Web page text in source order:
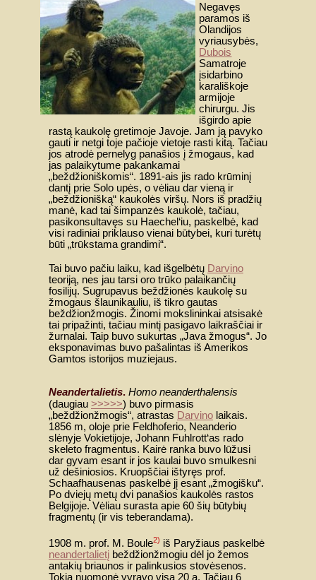
Negavęs
paramos iš
Olandijos
vyriausybės,
Dubois
Samatroje
įsidarbino
karališkoje
armijoje
chirurgu. Jis
išgirdo apie
rastą kaukolę gretimoje Javoje. Jam ją pavyko
gauti ir netgi toje pačioje vietoje rasti kitą. Tačiau
jos atrodė pernelyg panašios į žmogaus, kad
jas palaikytume pakankamai
„beždžioniškomis“. 1891-ais jis rado krūminį
dantį prie Solo upės, o vėliau dar vieną ir
„beždžionišką“ kaukolės viršų. Nors iš pradžių
manė, kad tai šimpanzės kaukolė, tačiau,
pasikonsultavęs su Haechel‘iu, paskelbė, kad
visi radiniai priklauso vienai būtybei, kuri turėtų
būti „trūkstama grandimi“.
Tai buvo pačiu laiku, kad išgelbėtų Darvino
teoriją, nes jau tarsi oro trūko palaikančių
fosilijų. Sugrupavus beždžionės kaukolę su
žmogaus šlaunikauliu, iš tikro gautas
beždžionžmogis. Žinomi mokslininkai atsisakė
tai pripažinti, tačiau mintį pasigavo laikraščiai ir
žurnalai. Taip buvo sukurtas „Java žmogus“. Jo
eksponavimas buvo pašalintas iš Amerikos
Gamtos istorijos muziejaus.
Neandertalietis. Homo neanderthalensis
(daugiau >>>>>) buvo pirmasis
„beždžionžmogis“, atrastas Darvino laikais.
1856 m, oloje prie Feldhoferio, Neanderio
slėnyje Vokietijoje, Johann Fuhlrott‘as rado
skeleto fragmentus. Kairė ranka buvo lūžusi
dar gyvam esant ir jos kaulai buvo smulkesni
už dešiniosios. Kruopščiai ištyręs prof.
Schaafhausenas paskelbė jį esant „žmogišku“.
Po dviejų metų dvi panašios kaukolės rastos
Belgijoje. Vėliau surasta apie 60 šių būtybių
fragmentų (ir vis teberandama).
1908 m. prof. M. Boule2) iš Paryžiaus paskelbė
neandertalietį beždžionžmogiu dėl jo žemos
antakių briaunos ir palinkusios stovėsenos.
Tokia nuomonė vyravo visą 20 a. Tačiau 6